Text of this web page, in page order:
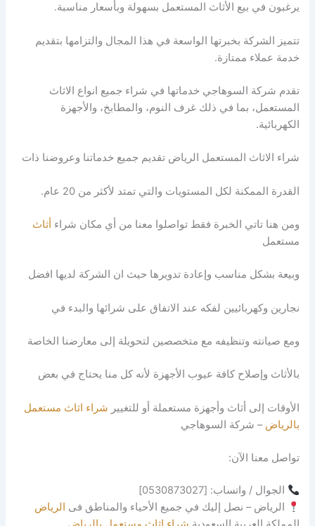
يرغبون في بيع الأثاث المستعمل بسهولة وبأسعار مناسبة.
تتميز الشركة بخبرتها الواسعة في هذا المجال والتزامها بتقديم
خدمة عملاء ممتازة.
تقدم شركة السوهاجي خدماتها في شراء جميع انواع الاثاث
المستعمل، بما في ذلك غرف النوم، والمطابخ، والأجهزة
الكهربائية.
شراء الاثاث المستعمل الرياض تقديم جميع خدماتنا وعروضنا ذات
القدرة الممكنة لكل المستويات والتي تمتد لأكثر من 20 عام.
ومن هنا تاتي الخبرة فقط تواصلوا معنا من أي مكان شراء أثاث
مستعمل
وبيعة بشكل مناسب وإعادة تدويرها حيث ان الشركة لديها افضل
نجارين وكهربائيين لفكه عند الاتفاق على شرائها والبدء في
ومع صيانته وتنظيفه مع متخصصين لتحويلة إلى معارضنا الخاصة
بالأثاث وإصلاح كافة عيوب الأجهزة لأنه كل منا يحتاج في بعض
الأوقات إلى أثاث وأجهزة مستعملة أو للتغيير شراء اثاث مستعمل
بالرياض – شركة السوهاجي
تواصل معنا الآن:
الجوال / واتساب: [0530873027]
الرياض – نصل إليك في جميع الأحياء والمناطق فى الرياض